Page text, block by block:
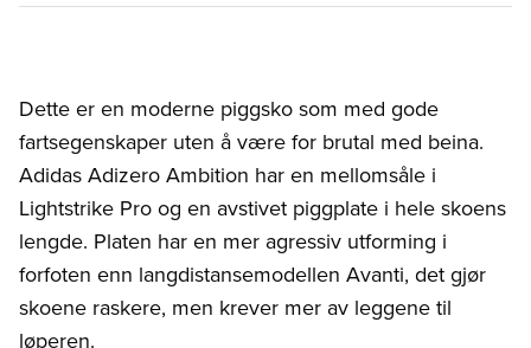
Dette er en moderne piggsko som med gode
fartsegenskaper uten å være for brutal med beina.
Adidas Adizero Ambition har en mellomsåle i
Lightstrike Pro og en avstivet piggplate i hele skoens
lengde. Platen har en mer agressiv utforming i
forfoten enn langdistansemodellen Avanti, det gjør
skoene raskere, men krever mer av leggene til
løperen.